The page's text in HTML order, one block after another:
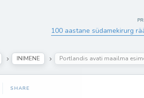
100 aastane südamekirurg
INIMENE Portlandis avati maailma
SHARE